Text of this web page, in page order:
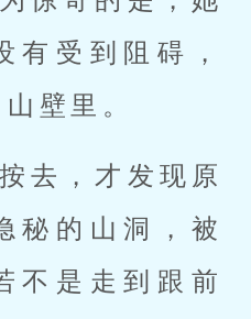
有受到阻碍，
壁里。
去，才发现原
秘的山洞，被
不是走到跟前